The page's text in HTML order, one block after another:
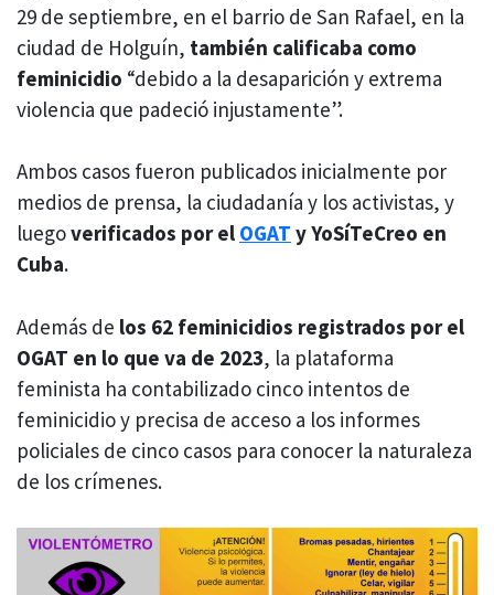
29 de septiembre, en el barrio de San Rafael, en la
ciudad de Holguín, también calificaba como
feminicidio “debido a la desaparición y extrema
violencia que padeció injustamente”.
Ambos casos fueron publicados inicialmente por
medios de prensa, la ciudadanía y los activistas, y
luegoverificados por el OGAT y YoSíTeCreo en
Cuba.
Además de los 62 feminicidios registrados por el
OGAT en lo que va de 2023, la plataforma
feminista ha contabilizado cinco intentos de
feminicidio y precisa de acceso a los informes
policiales de cinco casos para conocer la naturaleza
de los crímenes.